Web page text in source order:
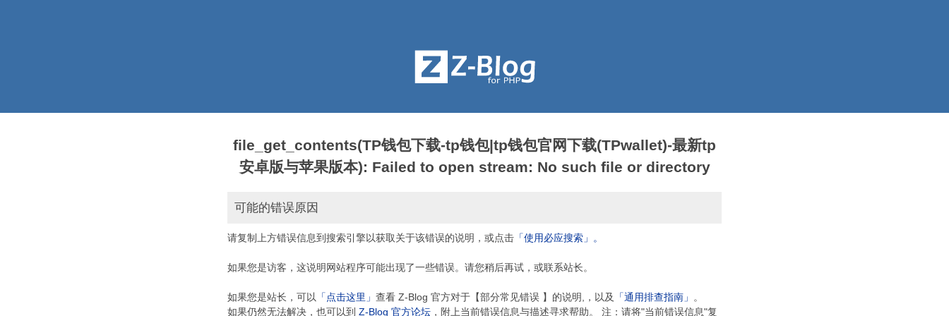
file_get_contents(TP钱包下载-tp钱包|tp钱包官网下载(TPwallet)-最新tp
安卓版与苹果版本): Failed to open stream: No such file or directory
可能的错误原因
请复制上方错误信息到搜索引擎以获取关于该错误的说明，或点击 「使用必应搜索」。
如果您是访客，这说明网站程序可能出现了一些错误。请您稍后再试，或联系站长。
如果您是站长，可以 「点击这里」 查看 Z-Blog 官方对于【部分常见错误 】的说明,，以及 「通用排查指南」
。
如果仍然无法解决，也可以到 Z-Blog 官方论坛 ，附上当前错误信息与描述寻求帮助。 注：请将"当前错误信息"复